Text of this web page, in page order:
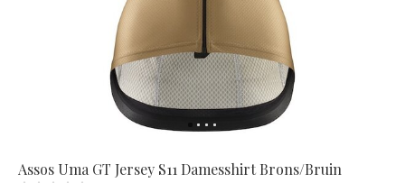
Assos Uma GT Jersey S11 Damesshirt Brons/Bruin